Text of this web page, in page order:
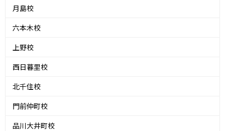
月島校
六本木校
上野校
西日暮里校
北千住校
門前仲町校
品川大井町校